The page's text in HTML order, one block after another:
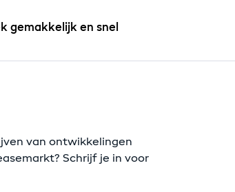
gemakkelijk en snel
van ontwikkelingen
Schrijf je in voor